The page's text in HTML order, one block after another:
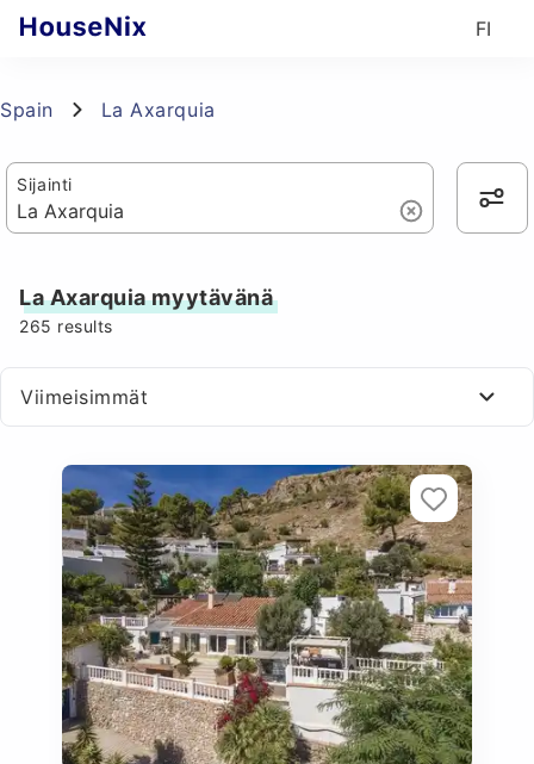
FI
Spain La Axarquia
Sijainti
La Axarquia myytävänä
265 results
Viimeisimmät